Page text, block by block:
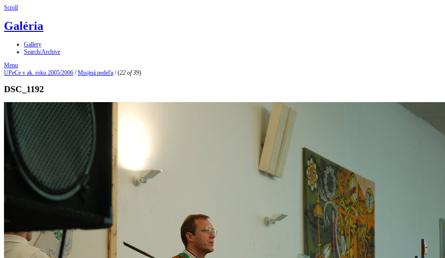
Scroll
Galéria
Gallery
Search/Archive
Menu
UPeCe v ak. roku 2005/2006 /Misijná nedeľa /(22 of 39)
DSC_1192